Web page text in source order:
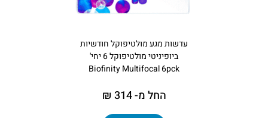
עדשות מגע מולטיפוקל חודשיות
ביופיניטי מולטיפוקל 6 יחי'
Biofinity Multifocal 6pck
החל מ- 314 ₪